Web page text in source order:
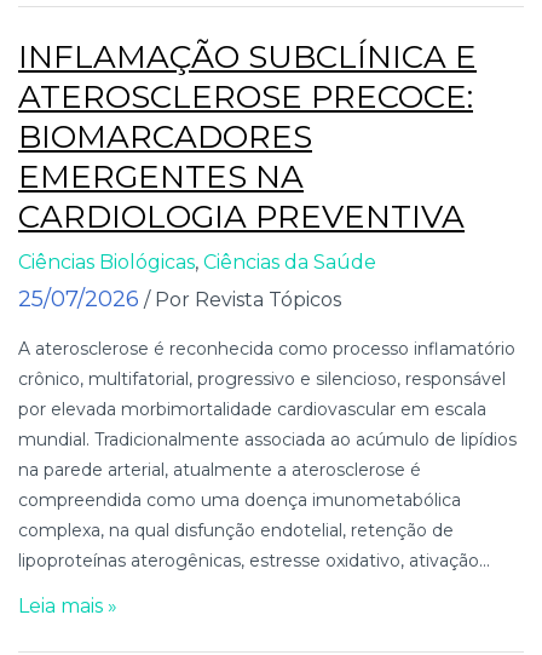
INFLAMAÇÃO SUBCLÍNICA E
ATEROSCLEROSE PRECOCE:
BIOMARCADORES
EMERGENTES NA
CARDIOLOGIA PREVENTIVA
Ciências Biológicas, Ciências da Saúde
25/07/2026 / Por Revista Tópicos
A aterosclerose é reconhecida como processo inflamatório
crônico, multifatorial, progressivo e silencioso, responsável
por elevada morbimortalidade cardiovascular em escala
mundial. Tradicionalmente associada ao acúmulo de lipídios
na parede arterial, atualmente a aterosclerose é
compreendida como uma doença imunometabólica
complexa, na qual disfunção endotelial, retenção de
lipoproteínas aterogênicas, estresse oxidativo, ativação...
Leia mais »